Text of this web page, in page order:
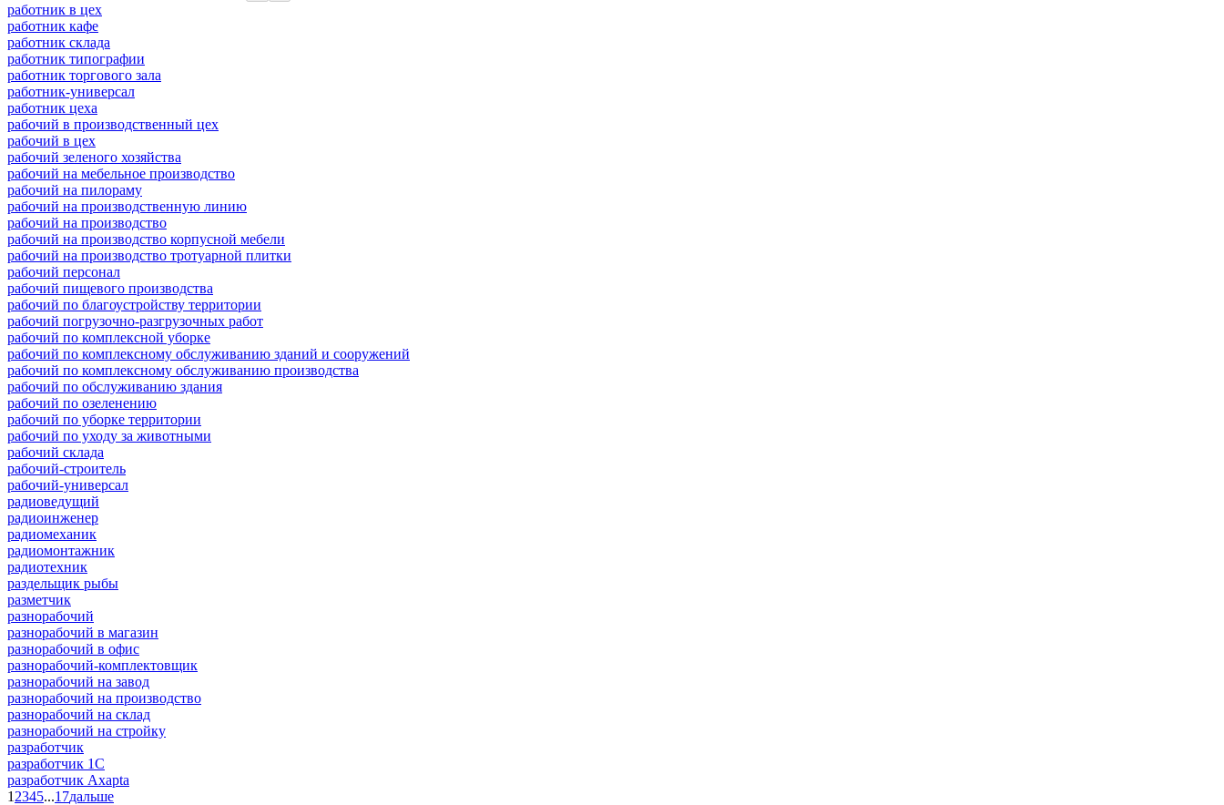
работник в цех
работник кафе
работник склада
работник типографии
работник торгового зала
работник-универсал
работник цеха
рабочий в производственный цех
рабочий в цех
рабочий зеленого хозяйства
рабочий на мебельное производство
рабочий на пилораму
рабочий на производственную линию
рабочий на производство
рабочий на производство корпусной мебели
рабочий на производство тротуарной плитки
рабочий персонал
рабочий пищевого производства
рабочий по благоустройству территории
рабочий погрузочно-разгрузочных работ
рабочий по комплексной уборке
рабочий по комплексному обслуживанию зданий и сооружений
рабочий по комплексному обслуживанию производства
рабочий по обслуживанию здания
рабочий по озеленению
рабочий по уборке территории
рабочий по уходу за животными
рабочий склада
рабочий-строитель
рабочий-универсал
радиоведущий
радиоинженер
радиомеханик
радиомонтажник
радиотехник
раздельщик рыбы
разметчик
разнорабочий
разнорабочий в магазин
разнорабочий в офис
разнорабочий-комплектовщик
разнорабочий на завод
разнорабочий на производство
разнорабочий на склад
разнорабочий на стройку
разработчик
разработчик 1C
разработчик Axapta
1 2345...17дальше